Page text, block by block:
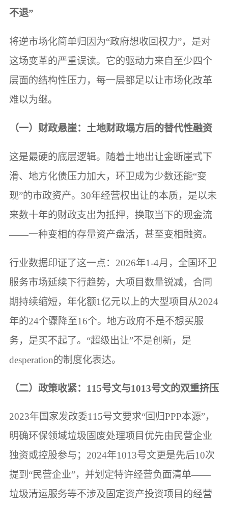
不退”
将逆市场化简单归因为“政府想收回权力”，是对
这场变革的严重误读。它的驱动力来自至少四个
层面的结构性压力，每一层都足以让市场化改革
难以为继。
（一）财政悬崖：土地财政塌方后的替代性融资
这是最硬的底层逻辑。随着土地出让金断崖式下
滑、地方化债压力加大，环卫成为少数还能“变
现”的市政资产。30年经营权出让的本质，是以未
来数十年的财政支出为抵押，换取当下的现金流
——一种变相的存量资产盘活，甚至变相融资。
行业数据印证了这一点：2026年1-4月，全国环卫
服务市场延续下行趋势，大项目数量锐减，合同
期持续缩短，年化额1亿元以上的大型项目从2024
年的24个骤降至16个。地方政府不是不想买服
务，是买不起了。“超级出让”不是创新，是
desperation的制度化表达。
（二）政策收紧：115号文与1013号文的双重挤压
2023年国家发改委115号文要求“回归PPP本源”，
明确环保领域垃圾固废处理项目优先由民营企业
独资或控股参与；2024年1013号文更是先后10次
提到“民营企业”，并划定特许经营负面清单——
垃圾清运服务等不涉及固定资产投资项目的经营